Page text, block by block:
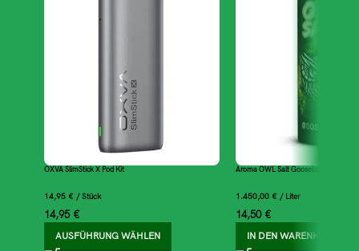
OXVA SlimStick X Pod Kit
14,95 € /Stück
14,95 € *
AUSFÜHRUNG WÄHLEN
Aroma OWL Salt Gooseberry Mix
1.450,00 €/ Liter
14,50 € *
IN DEN WARENKORB